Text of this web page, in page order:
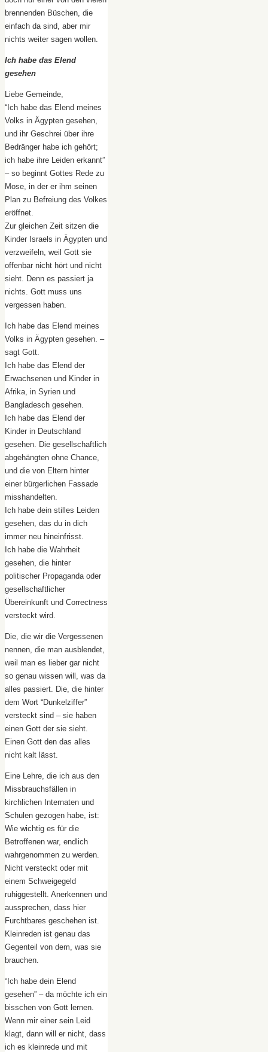
brennenden Büschen, die
einfach da sind, aber mir
nichts weiter sagen wollen.
Ich habe das Elend
gesehen
Liebe Gemeinde,
“Ich habe das Elend meines
Volks in Ägypten gesehen,
und ihr Geschrei über ihre
Bedränger habe ich gehört;
ich habe ihre Leiden erkannt”
– so beginnt Gottes Rede zu
Mose, in der er ihm seinen
Plan zu Befreiung des Volkes
eröffnet.
Zur gleichen Zeit sitzen die
Kinder Israels in Ägypten und
verzweifeln, weil Gott sie
offenbar nicht hört und nicht
sieht. Denn es passiert ja
nichts. Gott muss uns
vergessen haben.
Ich habe das Elend meines
Volks in Ägypten gesehen. –
sagt Gott.
Ich habe das Elend der
Erwachsenen und Kinder in
Afrika, in Syrien und
Bangladesch gesehen.
Ich habe das Elend der
Kinder in Deutschland
gesehen. Die gesellschaftlich
abgehängten ohne Chance,
und die von Eltern hinter
einer bürgerlichen Fassade
misshandelten.
Ich habe dein stilles Leiden
gesehen, das du in dich
immer neu hineinfrisst.
Ich habe die Wahrheit
gesehen, die hinter
politischer Propaganda oder
gesellschaftlicher
Übereinkunft und Correctness
versteckt wird.
Die, die wir die Vergessenen
nennen, die man ausblendet,
weil man es lieber gar nicht
so genau wissen will, was da
alles passiert. Die, die hinter
dem Wort “Dunkelziffer”
versteckt sind – sie haben
einen Gott der sie sieht.
Einen Gott den das alles
nicht kalt lässt.
Eine Lehre, die ich aus den
Missbrauchsfällen in
kirchlichen Internaten und
Schulen gezogen habe, ist:
Wie wichtig es für die
Betroffenen war, endlich
wahrgenommen zu werden.
Nicht versteckt oder mit
einem Schweigegeld
ruhiggestellt. Anerkennen und
aussprechen, dass hier
Furchtbares geschehen ist.
Kleinreden ist genau das
Gegenteil von dem, was sie
brauchen.
“Ich habe dein Elend
gesehen” – da möchte ich ein
bisschen von Gott lernen.
Wenn mir einer sein Leid
klagt, dann will er nicht, dass
ich es kleinrede und mit